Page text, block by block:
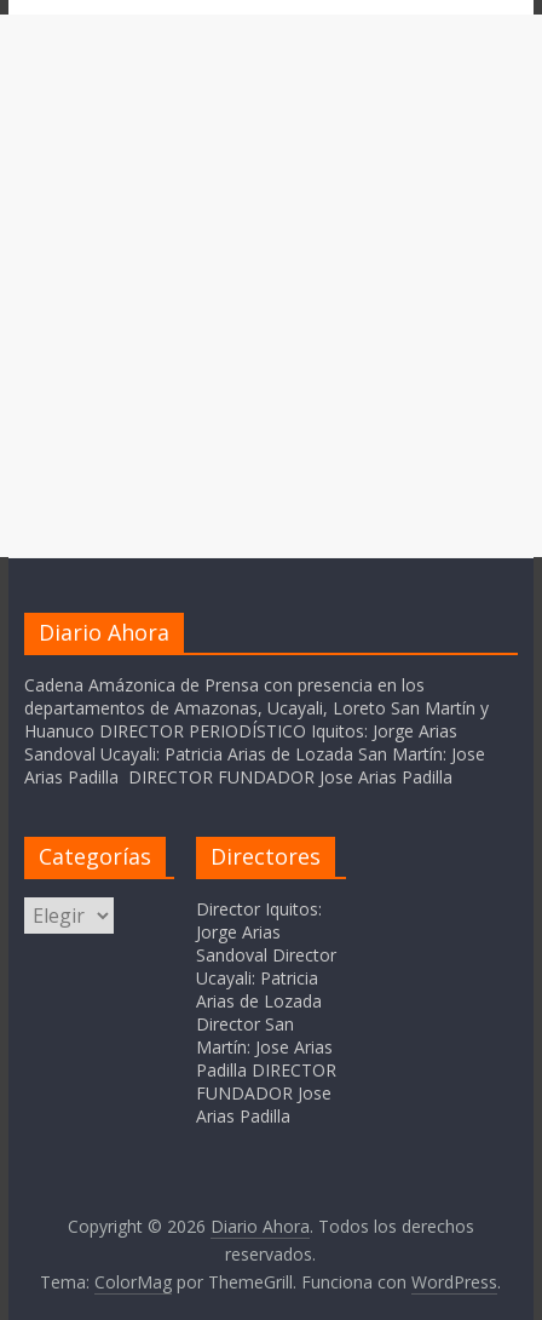
Diario Ahora
Cadena Amázonica de Prensa con presencia en los
departamentos de Amazonas, Ucayali, Loreto San Martín y
Huanuco DIRECTOR PERIODÍSTICO Iquitos: Jorge Arias
Sandoval Ucayali: Patricia Arias de Lozada San Martín: Jose
Arias Padilla DIRECTOR FUNDADOR Jose Arias Padilla
Categorías
Categorías
Directores
Director Iquitos:
Jorge Arias
Sandoval Director
Ucayali: Patricia
Arias de Lozada
Director San
Martín: Jose Arias
Padilla DIRECTOR
FUNDADOR Jose
Arias Padilla
Copyright © 2026 Diario Ahora. Todos los derechos
reservados.
Tema: ColorMag por ThemeGrill. Funciona conWordPress.